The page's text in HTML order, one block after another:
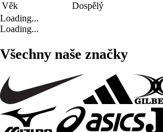
Věk
Dospělý
Loading...
Loading...
Všechny naše značky